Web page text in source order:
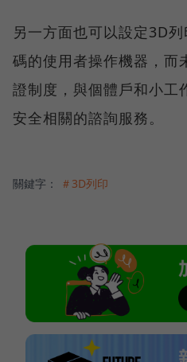
另一方面也可以設定3D
碼的使用者操作機器，而
證制度，與個體戶和小工
安全相關的諮詢服務。
關鍵字： ＃3D列印